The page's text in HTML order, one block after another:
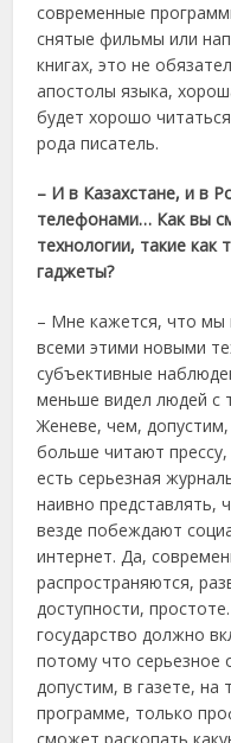
современные
снятые фильмы или
книгах, это не
апостолы языка,
будет хорошо
рода писатель.
– И в Казахстане, и в
телефонами… Как вы
технологии, такие
гаджеты?
– Мне кажется, что мы
всеми этими новыми
субъективные
меньше видел людей с
Женеве, чем,
больше читают
есть серьезная
наивно представлять,
везде побеждают
интернет. Да,
распространяются,
доступности,
государство должно
потому что
допустим, в газете, на
программе, только